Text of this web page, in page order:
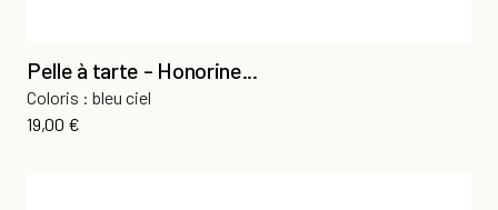
Pelle à tarte - Honorine...
Coloris : bleu ciel
Prix
19,00 €